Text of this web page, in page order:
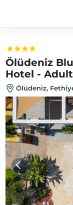
Ölüdeniz
Hotel -
Ölüdeniz,